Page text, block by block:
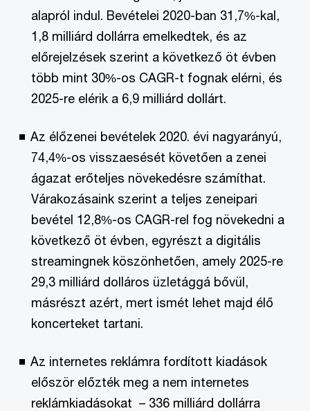
alapról indul. Bevételei 2020-ban 31,7%-kal,
1,8 milliárd dollárra emelkedtek, és az
előrejelzések szerint a következő öt évben
több mint 30%-os CAGR-t fognak elérni, és
2025-re elérik a 6,9 milliárd dollárt.
Az élőzenei bevételek 2020. évi nagyarányú,
74,4%-os visszaesését követően a zenei
ágazat erőteljes növekedésre számíthat.
Várakozásaink szerint a teljes zeneipari
bevétel 12,8%-os CAGR-rel fog növekedni a
következő öt évben, egyrészt a digitális
streamingnek köszönhetően, amely 2025-re
29,3 milliárd dolláros üzletággá bővül,
másrészt azért, mert ismét lehet majd élő
koncerteket tartani.
Az internetes reklámra fordított kiadások
először előzték meg a nem internetes
reklámkiadásokat ­ – 336 milliárd dollárra